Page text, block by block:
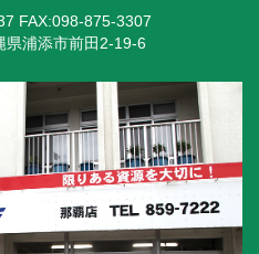
FAX:098-875-3307
県浦添市前田2-19-6